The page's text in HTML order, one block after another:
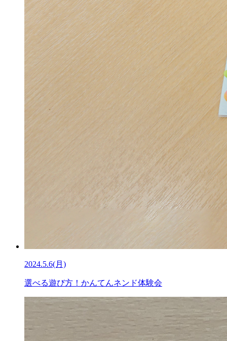
2024.5.6(月)
選べる遊び方！かんてんネンド体験会